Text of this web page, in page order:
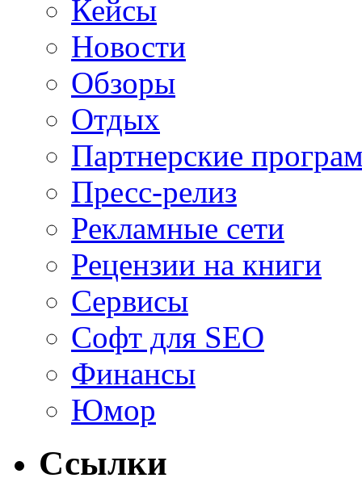
Кейсы
Новости
Обзоры
Отдых
Партнерские
Пресс-релиз
Рекламные сети
Рецензии на книги
Сервисы
Софт для SEO
Финансы
Юмор
Ссылки